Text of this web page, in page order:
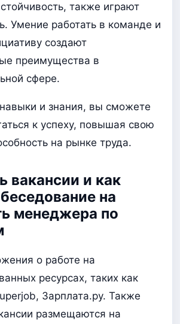
также играют
Умение работать в команде и
создают
преимущества в
сфере.
и знания, вы сможете
к успеху, повышая свою
на рынке труда.
вакансии и как
на
менеджера по
о работе на
ресурсах, таких как
Зарплата.ру. Также
размещаются на